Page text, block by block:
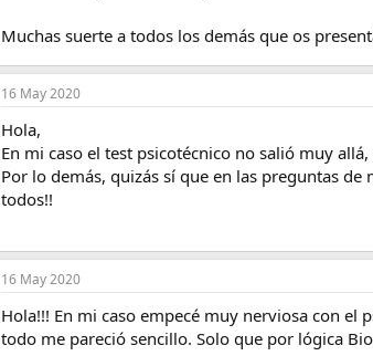
Muchas suerte a todos los demás que os
16 May 2020
Hola,
En mi caso el test psicotécnico no salió muy
Por lo demás, quizás sí que en las preguntas
todos!!
16 May 2020
Hola!!! En mi caso empecé muy nerviosa con el
todo me pareció sencillo. Solo que por lógica